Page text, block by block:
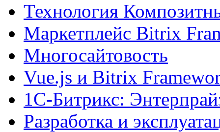
Технология
Маркетплейс Bitrix
Многосайтовость
Vue.js и Bitrix
1С-Битрикс:
Разработка и